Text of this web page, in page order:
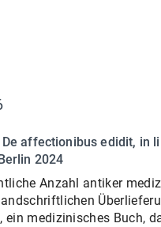
affectionibus edidit, in
2024
Anzahl antiker
ein medizinisches Buch,